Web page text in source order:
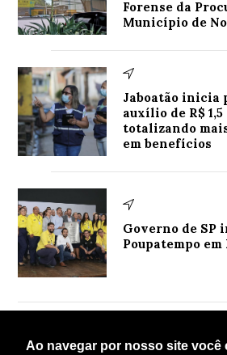
Ao navegar por nosso site você
Forense da
Município de
Jaboatão inicia
auxílio de R$
totalizando
em benefícios
Governo de SP
Poupatempo
Mais lidas